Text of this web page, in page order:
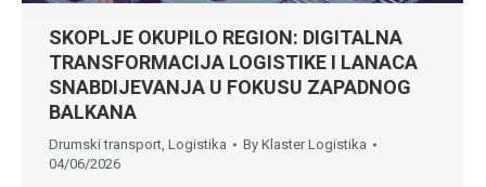
SKOPLJE OKUPILO REGION: DIGITALNA
TRANSFORMACIJA LOGISTIKE I LANACA
SNABDIJEVANJA U FOKUSU ZAPADNOG
BALKANA
Drumski transport, Logistika By Klaster Logistika
04/06/2026